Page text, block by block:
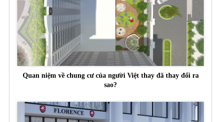
Quan niệm về chung cư của người Việt thay đã thay đổi ra
sao?